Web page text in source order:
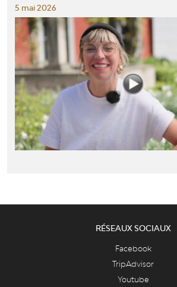
5 mai 2026
RÉSEAUX SOCIAUX
Facebook
TripAdvisor
Youtube